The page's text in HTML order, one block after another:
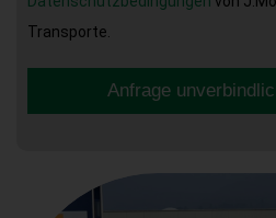
Transporte.
Anfrage